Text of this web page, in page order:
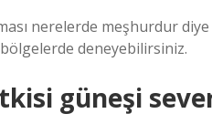
nerelerde meşhurdur
deneyebilirsiniz.
güneşi